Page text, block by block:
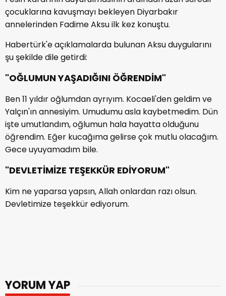
çocuklarına kavuşmayı bekleyen Diyarbakır
annelerinden Fadime Aksu ilk kez konuştu.
Habertürk'e açıklamalarda bulunan Aksu duygularını
şu şekilde dile getirdi:
"OĞLUMUN YAŞADIĞINI ÖĞRENDİM"
Ben 11 yıldır oğlumdan ayrıyım. Kocaeli'den geldim ve
Yalçın'ın annesiyim. Umudumu asla kaybetmedim. Dün
işte umutlandım, oğlumun hala hayatta olduğunu
öğrendim. Eğer kucağıma gelirse çok mutlu olacağım.
Gece uyuyamadım bile.
"DEVLETİMİZE TEŞEKKÜR EDİYORUM"
Kim ne yaparsa yapsın, Allah onlardan razı olsun.
Devletimize teşekkür ediyorum.
YORUM YAP